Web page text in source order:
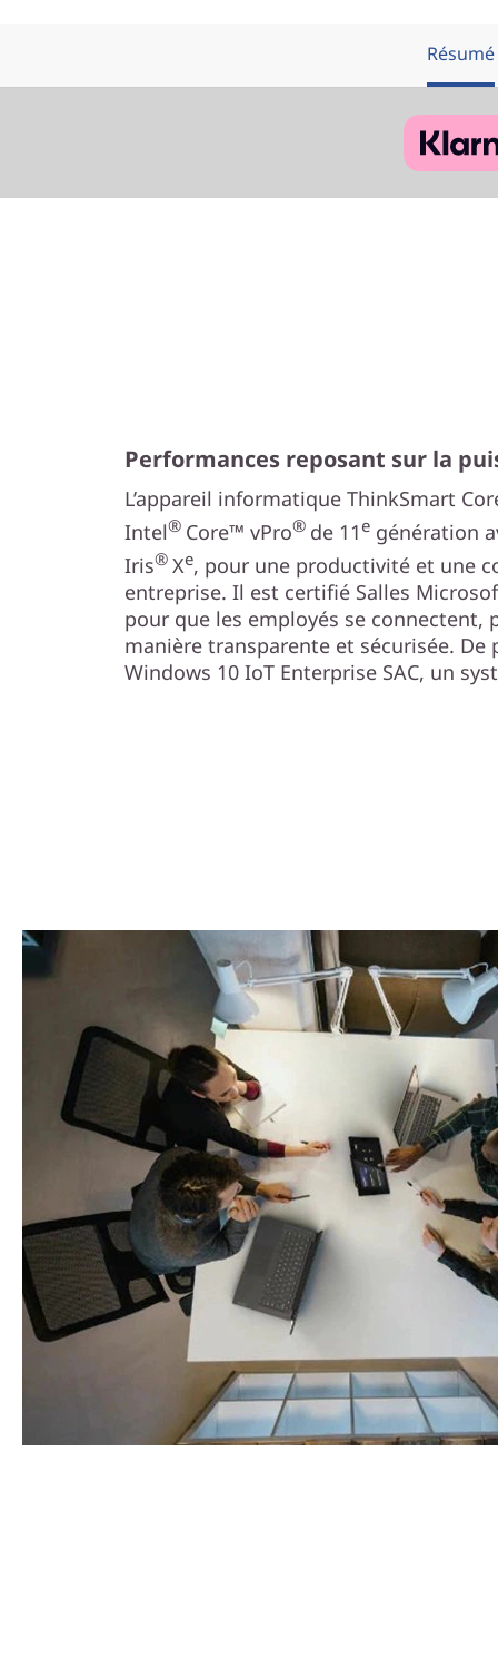
Résumé
Performances reposant sur la
L’appareil informatique ThinkSmart
Intel® Core™ vPro® de 11e génération
Iris® Xe, pour une productivité et une
entreprise. Il est certifié Salles
pour que les employés se
manière transparente et sécurisée.
Windows 10 IoT Enterprise SAC, un